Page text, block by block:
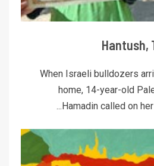
Hantush,
When Israeli bulldozers
home, 14-year-old
Hamadin called on